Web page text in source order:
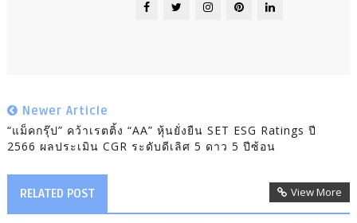
Newer Article
“แม็คกรุ๊ป” คว้าเรตติ้ง “AA” หุ้นยั่งยืน SET ESG Ratings ปี
2566 ผลประเมิน CGR ระดับดีเลิศ 5 ดาว 5 ปีซ้อน
RELATED POST View More